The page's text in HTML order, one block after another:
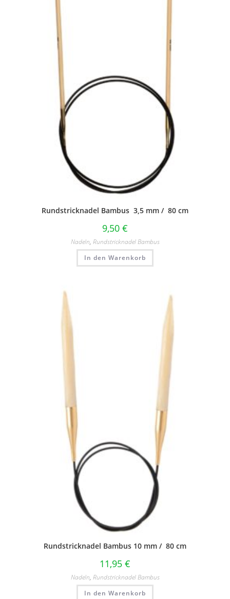
Rundstricknadel Bambus 3,5 mm / 80 cm
9,50 €
Nadeln, Rundstricknadel Bambus
In den Warenkorb
Rundstricknadel Bambus 10 mm / 80 cm
11,95 €
Nadeln, Rundstricknadel Bambus
In den Warenkorb